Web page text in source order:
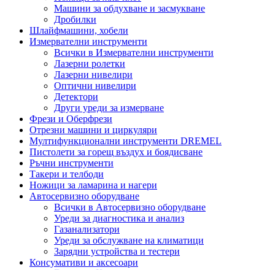
Машини за обдухване и засмукване
Дробилки
Шлайфмашини, хобели
Измервателни инструменти
Всички в Измервателни инструменти
Лазерни ролетки
Лазерни нивелири
Оптични нивелири
Детектори
Други уреди за измерване
Фрези и Оберфрези
Отрезни машини и циркуляри
Мултифункционални инструменти DREMEL
Пистолети за горещ въздух и боядисване
Ръчни инструменти
Такери и телбоди
Ножици за ламарина и нагери
Автосервизно оборудване
Всички в Автосервизно оборудване
Уреди за диагностика и анализ
Газанализатори
Уреди за обслужване на климатици
Зарядни устройства и тестери
Консумативи и аксесоари